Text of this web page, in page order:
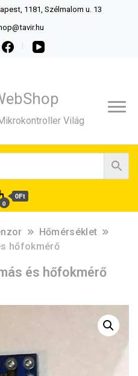
1181, Szélmalom u. 13
Világ
0
0Ft
Hőmérséklet
hőfokmérő
és hőfokmérő